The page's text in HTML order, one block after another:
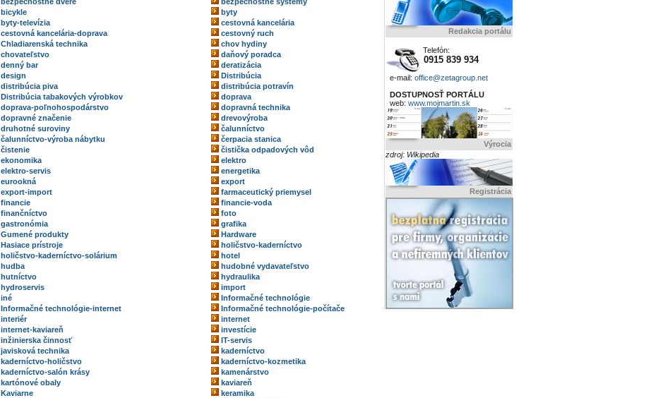
Redakcia portálu
Telefón:
0915 839 934
e-mail: office@zetagroup.net
DOSTUPNOSŤ PORTÁLU
web: www.mojmartin.sk
Výrocia
zdroj: Wikipedia
Registrácia
bicykle
byty
byty-televízia
cestovná kancelária
cestovná kancelária-doprava
cestovný ruch
Chladiarenská technika
chov hydiny
chovateľstvo
daňový poradca
denný bar
deratizácia
design
Distribúcia
distribúcia piva
distribúcia potravín
Distribúcia tabakových výrobkov
doprava
doprava-poľnohospodárstvo
dopravná technika
dopravné značenie
drevovýroba
druhotné suroviny
čalunníctvo
čalunníctvo-výroba nábytku
čerpacia stanica
čistenie
čistička odpadových vôd
ekonomika
elektro
elektro-servis
energetika
eurookná
export
export-import
farmaceutický priemysel
financie
financie-voda
finančníctvo
foto
gastronómia
grafika
Gumené produkty
Hardware
Hasiace prístroje
holičstvo-kaderníctvo
holičstvo-kaderníctvo-solárium
hotel
hudba
hudobné vydavateľstvo
hutníctvo
hydraulika
hydroservis
import
iné
Informačné technológie
Informačné technológie-internet
Informačné technológie-počítače
interiér
internet
internet-kaviareň
investície
inžinierska činnosť
IT-servis
javisková technika
kaderníctvo
kaderníctvo-holičstvo
kaderníctvo-kozmetika
kaderníctvo-salón krásy
kamenárstvo
kartónové obaly
kaviareň
Kaviarne
keramika